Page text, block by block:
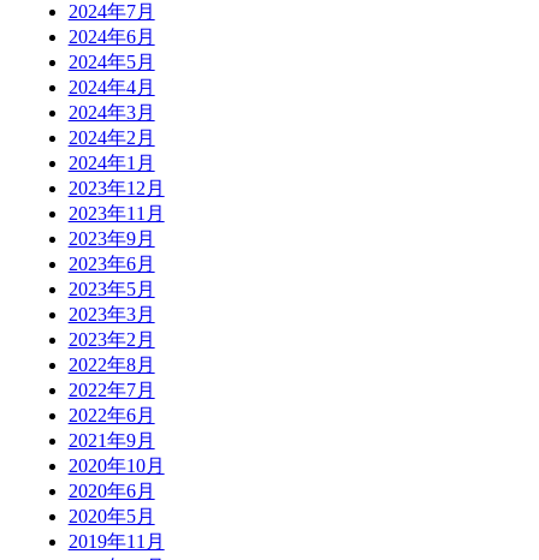
2024年7月
2024年6月
2024年5月
2024年4月
2024年3月
2024年2月
2024年1月
2023年12月
2023年11月
2023年9月
2023年6月
2023年5月
2023年3月
2023年2月
2022年8月
2022年7月
2022年6月
2021年9月
2020年10月
2020年6月
2020年5月
2019年11月